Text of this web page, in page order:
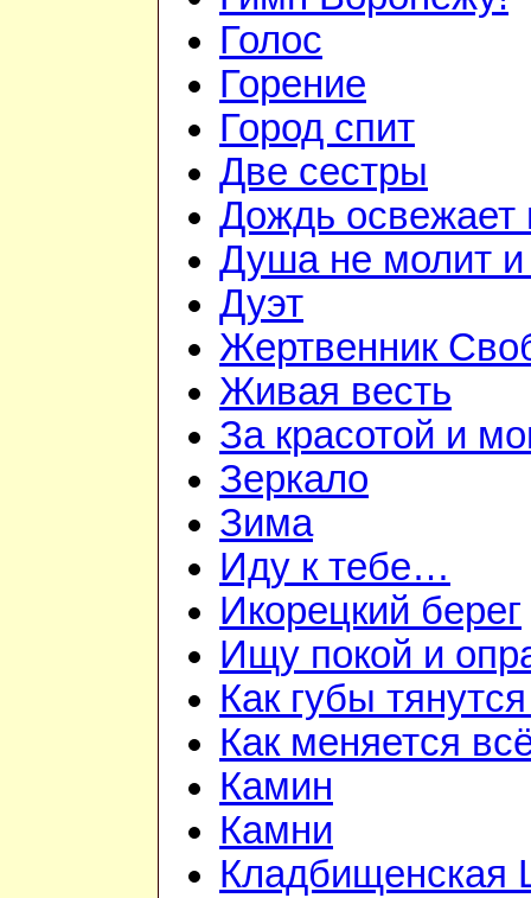
Голос
Горение
Город спит
Две сестры
Дождь освежает
Душа не молит и
Дуэт
Жертвенник
Живая весть
За красотой и
Зеркало
Зима
Иду к тебе…
Икорецкий берег
Ищу покой и
Как губы
Как меняется
Камин
Камни
Кладбищенская